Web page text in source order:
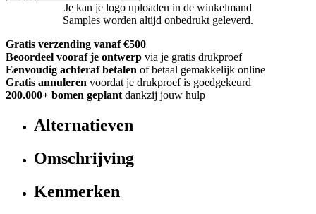
Je kan je logo uploaden in de winkelmand
Samples worden altijd onbedrukt geleverd.
Gratis verzending vanaf €500
Beoordeel vooraf je ontwerp via je gratis drukproef
Eenvoudig achteraf betalen of betaal gemakkelijk online
Gratis annuleren voordat je drukproef is goedgekeurd
200.000+ bomen geplant dankzij jouw hulp
Alternatieven
Omschrijving
Kenmerken